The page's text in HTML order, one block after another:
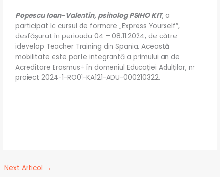
Popescu Ioan-Valentin, psiholog PSIHO KIT, a
participat la cursul de formare „Express Yourself”,
desfășurat în perioada 04 – 08.11.2024, de către
idevelop Teacher Training din Spania. Această
mobilitate este parte integrantă a primului an de
Acreditare Erasmus+ în domeniul Educației Adulților, nr
proiect 2024-1-RO01-KA121-ADU-000210322.
Next Articol →